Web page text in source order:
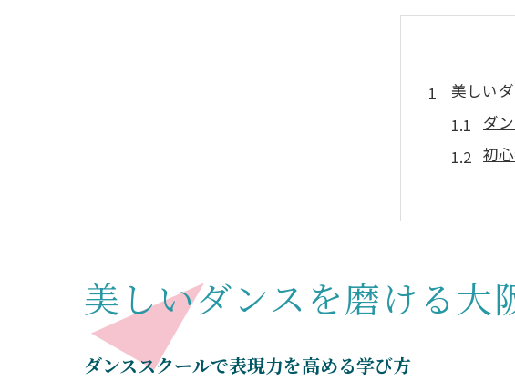
美しい
ダ
初
ダ
美
ダンス
ダ
美しいダンスを磨ける大
ダンススクールで表現力を高める学び方